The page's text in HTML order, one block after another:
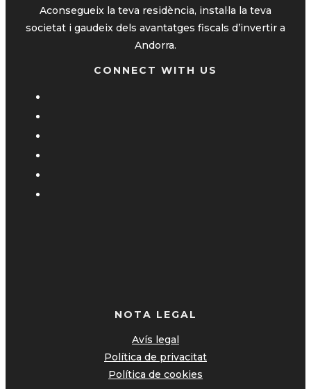
Aconsegueix la teva residència, instal·la la teva
societat i gaudeix dels avantatges fiscals d’invertir a
Andorra.
CONNECT WITH US
NOTA LEGAL
Avís legal
Política de privacitat
Política de cookies